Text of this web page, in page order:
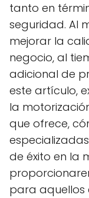
tanto en
seguridad. Al
mejorar la
negocio, al
adicional de
este artículo,
la
que ofrece,
de éxito en la
para aquellos